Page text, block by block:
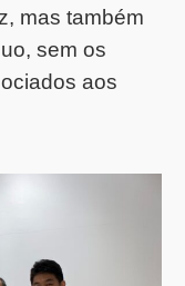
mas também
sem os
aos